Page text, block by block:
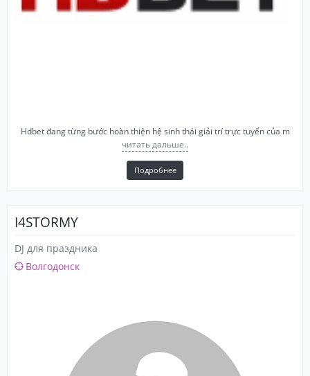
Hdbet đang từng bước hoàn thiện hệ sinh thái giải trí trực tuyến của m
читать дальше..
Подробнее
I4STORMY
DJ для праздника
Волгодонск